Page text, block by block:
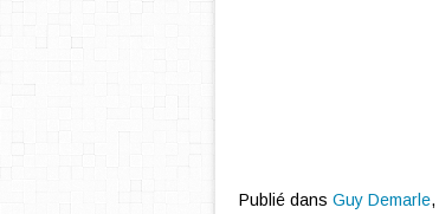
Publié dans Guy Demarle,